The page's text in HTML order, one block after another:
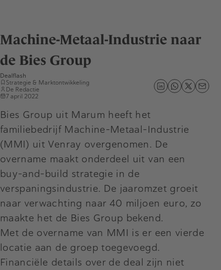
Machine-Metaal-Industrie naar
de Bies Group
Dealflash
Strategie & Marktontwikkeling
De Redactie
7 april 2022
Bies Group uit Marum heeft het
familiebedrijf Machine-Metaal-Industrie
(MMI) uit Venray overgenomen. De
overname maakt onderdeel uit van een
buy-and-build strategie in de
verspaningsindustrie. De jaaromzet groeit
naar verwachting naar 40 miljoen euro, zo
maakte het de Bies Group bekend.
Met de overname van MMI is er een vierde
locatie aan de groep toegevoegd.
Financiële details over de deal zijn niet